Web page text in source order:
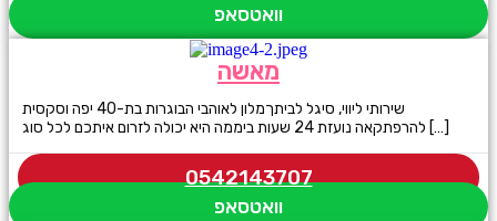
וואטסאפ
מאשה
שירותי ליווי, סיגל לביתךמלון לאוהבי הבוגרות בת-40 יפה וסקסית
להרפתקאה נועזת 24 שעות ביממה היא יכולה לזרום איתכם לכל סוג […]
0542143707
וואטסאפ